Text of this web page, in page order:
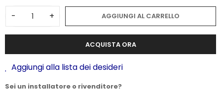
- + AGGIUNGI AL CARRELLO
ACQUISTA ORA
Aggiungi alla lista dei desideri
Sei un installatore o rivenditore?